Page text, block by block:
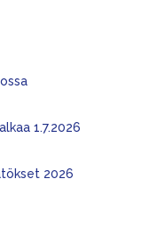
1.7.2026
2026